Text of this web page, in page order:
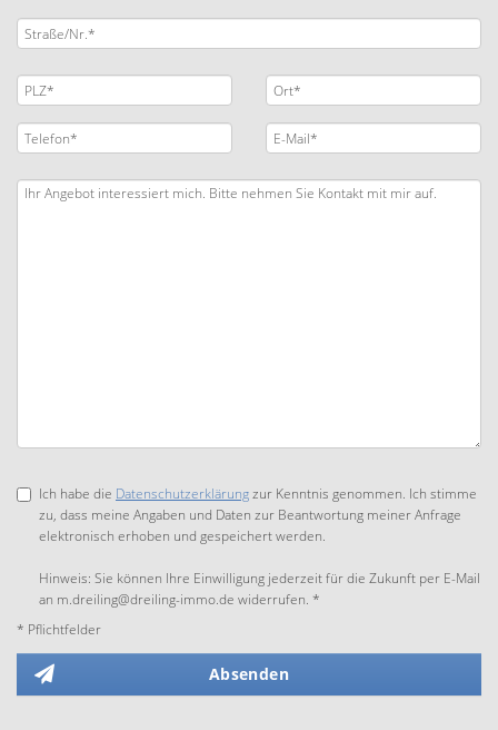
Ich habe die Datenschutzerklärungzur Kenntnis genommen. Ich stimme
zu, dass meine Angaben und Daten zur Beantwortung meiner Anfrage
elektronisch erhoben und gespeichert werden.
Hinweis: Sie können Ihre Einwilligung jederzeit für die Zukunft per E-Mail
an m.dreiling@dreiling-immo.de widerrufen. *
* Pflichtfelder
Absenden